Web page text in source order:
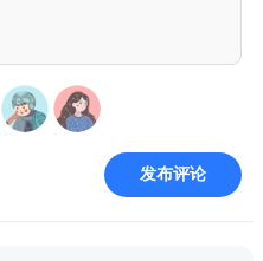
发布评论